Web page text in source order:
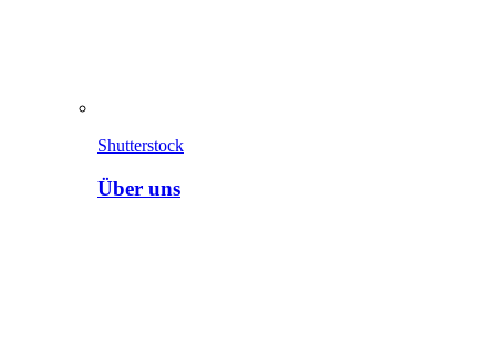
Shutterstock
Über uns